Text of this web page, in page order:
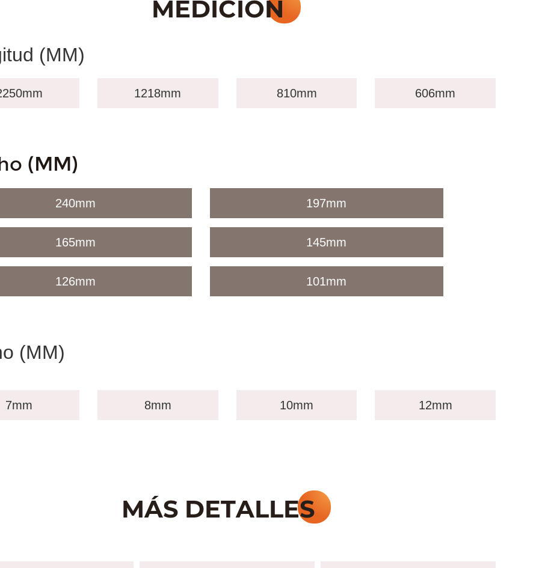
(MM)
1218mm 810mm 606mm
(MM)
240mm 197mm
165mm 145mm
126mm 101mm
(MM)
7mm 8mm 10mm 12mm